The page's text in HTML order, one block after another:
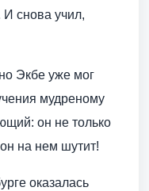
И снова учил,
Экбе уже мог
мудреному
он не только
на нем шутит!
оказалась